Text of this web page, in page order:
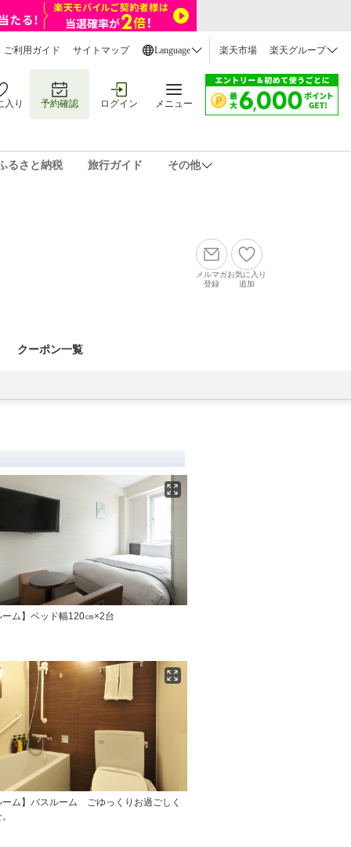
ご利用ガイド サイトマップ Language 楽天市場 楽天グループ
入り 予約確認 ログイン メニュー
るさと納税 旅行ガイド その他
メルマガ
登録
お気に入り
追加
クーポン一覧
ム】ベッド幅120㎝×2台
ーム】バスルーム ごゆっくりお過ごしく